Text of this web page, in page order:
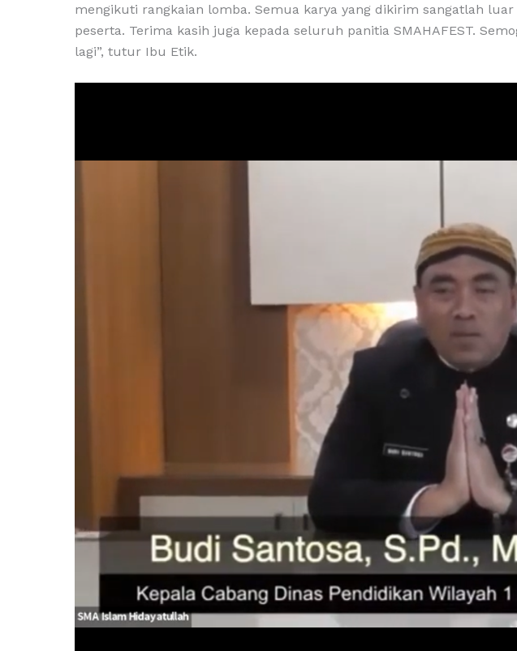
mengikuti rangkaian lomba. Semua karya yang dikirim sangatlah
peserta. Terima kasih juga kepada seluruh panitia SMAHAFEST.
lagi”, tutur Ibu Etik.